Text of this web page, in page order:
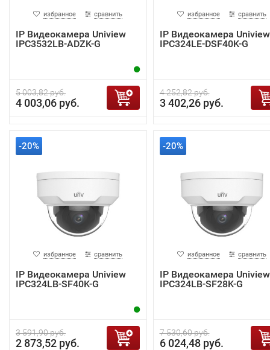
избранное сравнить
IP Видеокамера Uniview
IPC3532LB-ADZK-G
5 003,82 руб.
4 003,06 руб.
избранное сравнить
IP Видеокамера Uniview
IPC324LE-DSF40K-G
4 252,82 руб.
3 402,26 руб.
-20%
избранное сравнить
IP Видеокамера Uniview
IPC324LB-SF40K-G
3 591,90 руб.
2 873,52 руб.
-20%
избранное сравнить
IP Видеокамера Uniview
IPC324LB-SF28K-G
7 530,60 руб.
6 024,48 руб.